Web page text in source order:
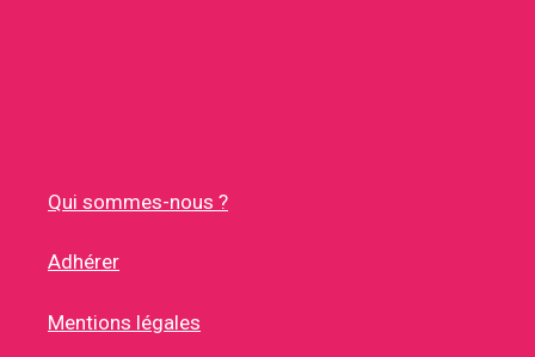
Qui sommes-nous ?
Adhérer
Mentions légales